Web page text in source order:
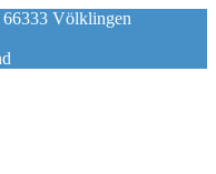
66333 Völklingen